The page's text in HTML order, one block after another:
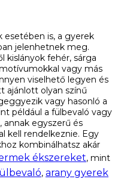
esetében is, a gyerek
jelenhetnek meg.
kislányok fehér, sárga
vagy más
viselhető legyen és
ajánlott olyan színű
vagy hasonló a
például a fülbevaló vagy
annak egyszerű és
kell rendelkeznie. Egy
kombinálhatsz akár
ékszereket, mint
, arany gyerek